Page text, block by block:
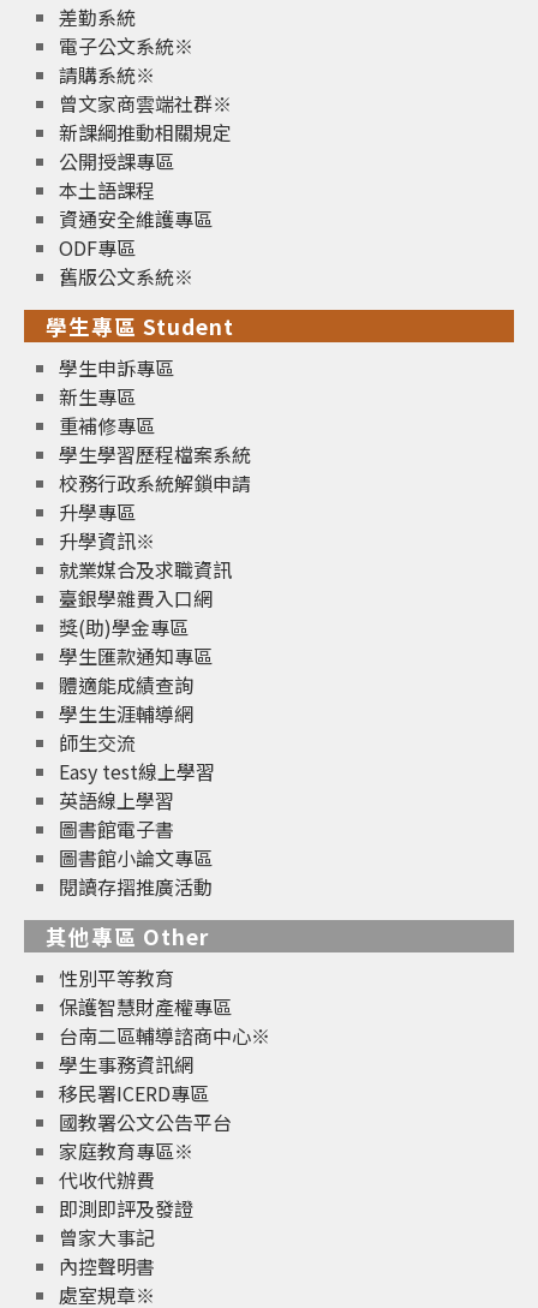
差勤系統
電子公文系統※
請購系統※
曾文家商雲端社群※
新課綱推動相關規定
公開授課專區
本土語課程
資通安全維護專區
ODF專區
舊版公文系統※
學生專區 Student
學生申訴專區
新生專區
重補修專區
學生學習歷程檔案系統
校務行政系統解鎖申請
升學專區
升學資訊※
就業媒合及求職資訊
臺銀學雜費入口網
獎(助)學金專區
學生匯款通知專區
體適能成績查詢
學生生涯輔導網
師生交流
Easy test線上學習
英語線上學習
圖書館電子書
圖書館小論文專區
閱讀存摺推廣活動
其他專區 Other
性別平等教育
保護智慧財產權專區
台南二區輔導諮商中心※
學生事務資訊網
移民署ICERD專區
國教署公文公告平台
家庭教育專區※
代收代辦費
即測即評及發證
曾家大事記
內控聲明書
處室規章※